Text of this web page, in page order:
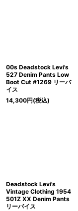
00s Deadstock Levi's
527 Denim Pants Low
Boot Cut #1269 リーバ
イス
14,300円(税込)
Deadstock Levi's
Vintage Clothing 1954
501Z XX Denim Pants
リーバイス